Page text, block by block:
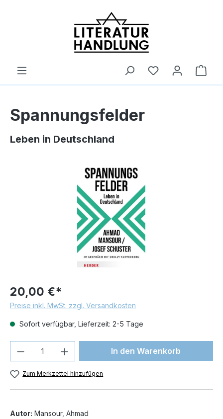
Spannungsfelder
Leben in Deutschland
Bildergalerie überspringen
20,00 €*
Preise inkl. MwSt. zzgl. Versandkosten
Sofort verfügbar, Lieferzeit: 2-5 Tage
Produkt Anzahl: Gib denIn den Warenkorb
Zum Merkzettel hinzufügen
Autor: Mansour, Ahmad